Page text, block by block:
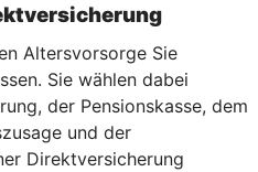
Altersvorsorge Sie
Sie wählen dabei
der Pensionskasse, dem
und der
Direktversicherung